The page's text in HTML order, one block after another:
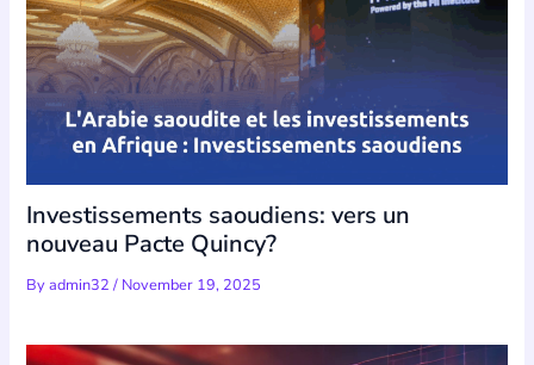
Investissements saoudiens: vers un
nouveau Pacte Quincy?
Byadmin32/ November 19, 2025